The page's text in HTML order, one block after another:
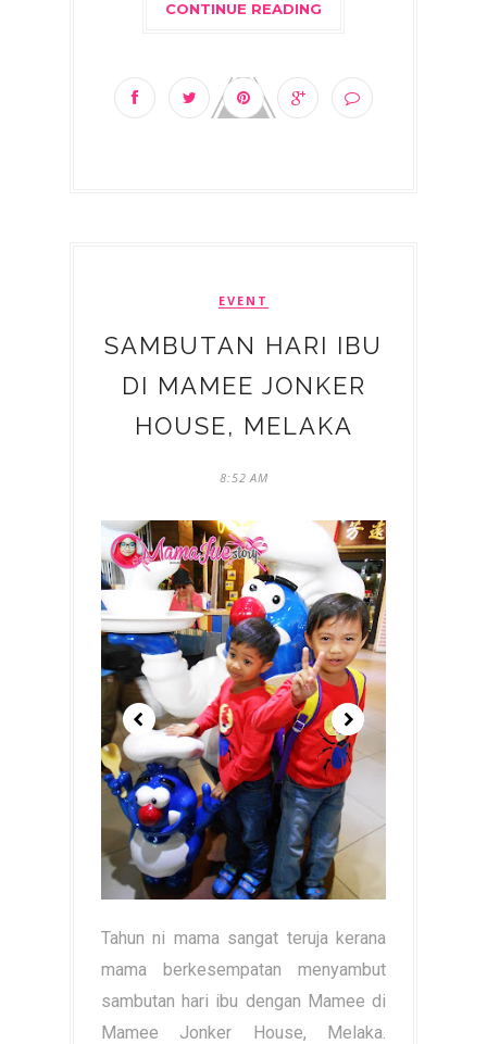
CONTINUE READING
EVENT
SAMBUTAN HARI IBU
DI MAMEE JONKER
HOUSE, MELAKA
8:52 AM
Tahun ni mama sangat teruja kerana
mama berkesempatan menyambut
sambutan hari ibu dengan Mamee di
Mamee Jonker House, Melaka.